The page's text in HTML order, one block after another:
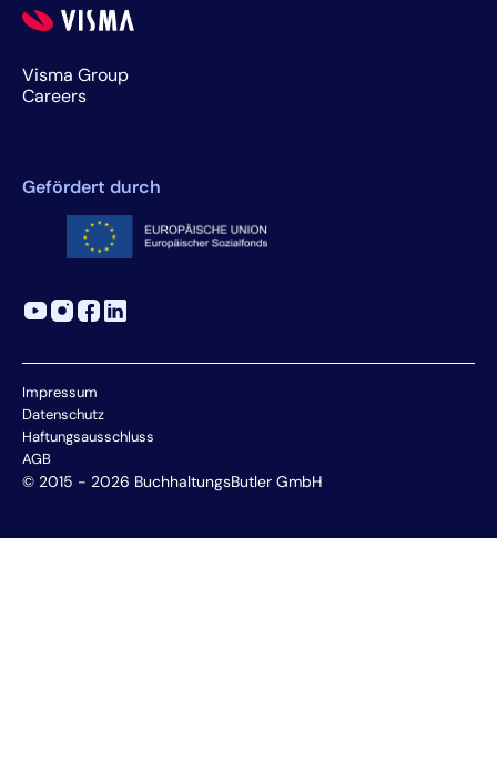
Visma Group
Careers
Gefördert durch
Impressum
Datenschutz
Haftungsausschluss
AGB
© 2015 - 2026 BuchhaltungsButler GmbH